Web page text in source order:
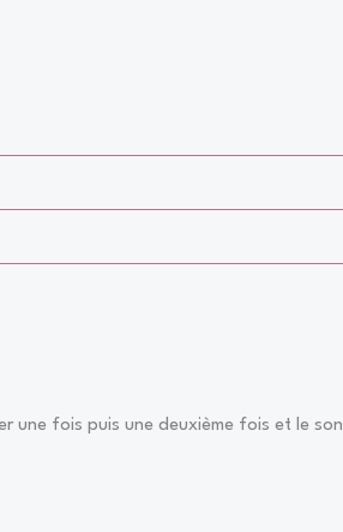
une fois puis une deuxième fois et le son